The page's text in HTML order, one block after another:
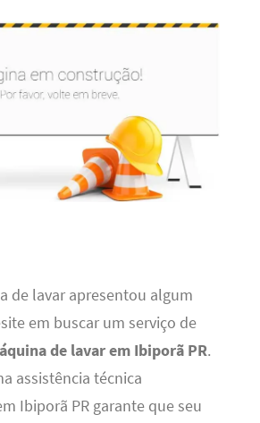
de lavar apresentou algum
em buscar um serviço de
de lavar em Ibiporã PR.
assistência técnica
Ibiporã PR garante que seu